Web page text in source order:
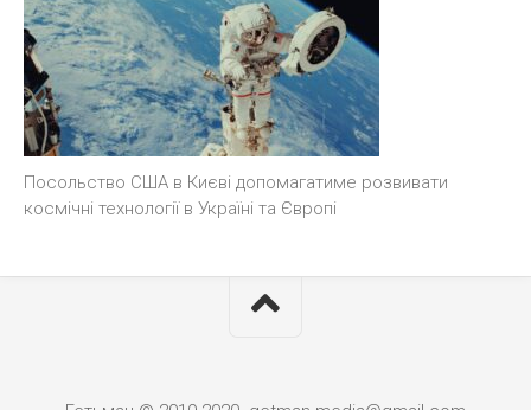
Посольство США в Києві допомагатиме розвивати
космічні технології в Україні та Європі